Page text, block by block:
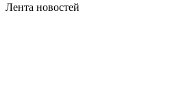
Лента новостей